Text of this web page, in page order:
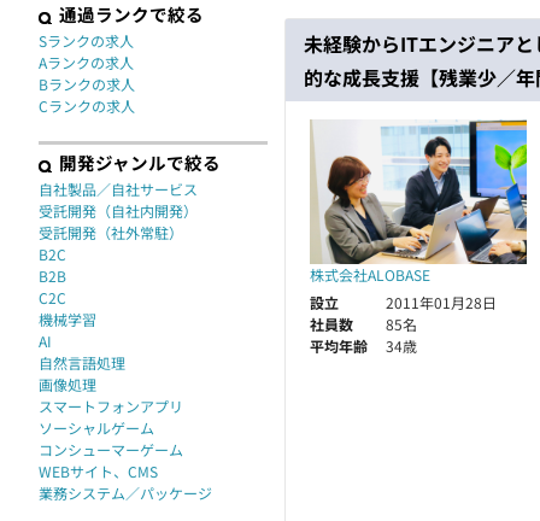
未経験からITエンジニア
的な成長支援【残業少／
株式会社ALOBASE
設立
2011年01月28日
社員数
85名
平均年齢
34歳
通過ランクで絞る
Sランクの求人
Aランクの求人
Bランクの求人
Cランクの求人
開発ジャンルで絞る
自社製品／自社サービス
受託開発（自社内開発）
受託開発（社外常駐）
B2C
B2B
C2C
機械学習
AI
自然言語処理
画像処理
スマートフォンアプリ
ソーシャルゲーム
コンシューマーゲーム
WEBサイト、CMS
業務システム／パッケージ